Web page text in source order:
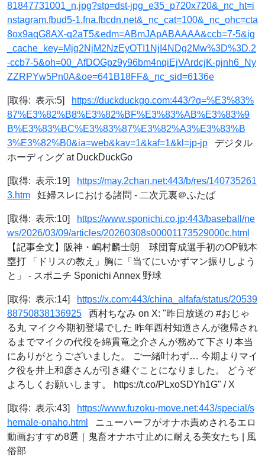
81847731001_n.jpg?stp=dst-jpg_e35_p720x720&_nc_ht=i
nstagram.fbud5-1.fna.fbcdn.net&_nc_cat=100&_nc_ohc=cta
8ox9aqG8AX-q2aT5&edm=ABmJApABAAAA&ccb=7-5&ig
_cache_key=Mjg2NjM2NzEyOTI1NjI4NDg2Mw%3D%3D.2
-ccb7-5&oh=00_AfDOGpz9y96bm4nqiEjVArdcjK-pjnh6_Ny
ZZRPYw5Pn0A&oe=641B18FF&_nc_sid=6136e
[取得: 表示:5]
https://duckduckgo.com:443/?q=%E3%83%
87%E3%82%B8%E3%82%BF%E3%83%AB%E3%83%9
B%E3%83%BC%E3%83%87%E3%82%A3%E3%83%B
3%E3%82%B0&ia=web&kav=1&kaf=1&kl=jp-jp デジタル
ホーディング at DuckDuckGo
[取得: 表示:19]
https://may.2chan.net:443/b/res/140735261
3.htm 妊婦スレにおける諸問 - 二次元裏＠ふたば
[取得: 表示:10]
https://www.sponichi.co.jp:443/baseball/ne
ws/2026/03/09/articles/20260308s00001173529000c.html
【記事全文】阪神・嶋村麟士朗 球団育成選手初のOP戦本
塁打 「ドリスの教え」胸に「当てにいかずマン振りしよう
と」 - スポニチ Sponichi Annex 野球
[取得: 表示:14]
https://x.com:443/china_alfafa/status/20539
88750838136925 西村ちなみ on X: "昨日放送の #おじゃ
る丸 マイク今期初登場でした 昨年西村知道さんが復帰され
るまでマイクの代役を綿貫竜之介さんが務めて下さり本当
にありがとうございました。 ご一緒叶わず… 今期よりマイ
ク役を井上和彦さんが引き継ぐことになりました。 どうぞ
よろしくお願いします。 https://t.co/PLxoSDYh1G" / X
[取得: 表示:43]
https://www.fuzoku-move.net:443/special/s
hemale-onaho.html
ニューハーフがオナホ責めされるエロ
動画おすすめ8選｜鬼畜オナホ寸止めに耐える美女たち | 風
俗部